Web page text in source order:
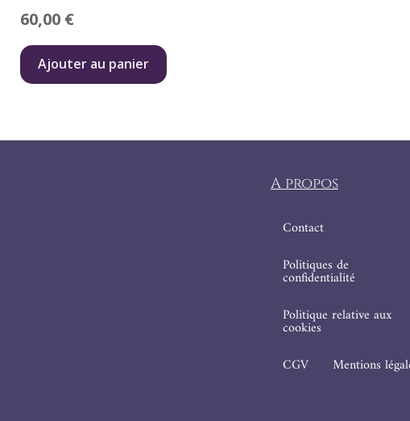
60,00 €
Ajouter au panier
A propos
Contact
Politiques de
confidentialité
Politique relative aux
cookies
CGV
Mentions